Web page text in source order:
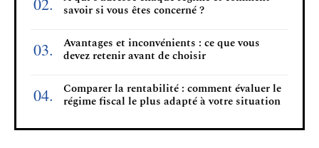
savoir si vous êtes concerné ?
Avantages et inconvénients : ce que vous
devez retenir avant de choisir
Comparer la rentabilité : comment évaluer le
régime fiscal le plus adapté à votre situation